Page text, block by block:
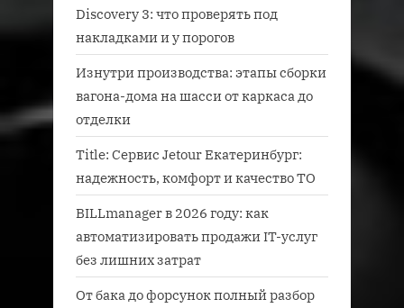
Discovery 3: что проверять под
накладками и у порогов
Изнутри производства: этапы сборки
вагона-дома на шасси от каркаса до
отделки
Title: Сервис Jetour Екатеринбург:
надежность, комфорт и качество ТО
BILLmanager в 2026 году: как
автоматизировать продажи IT-услуг
без лишних затрат
От бака до форсунок полный разбор